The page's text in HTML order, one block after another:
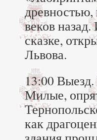
древностью,
веков
сказке,
Львова.
13:00
Милые,
как